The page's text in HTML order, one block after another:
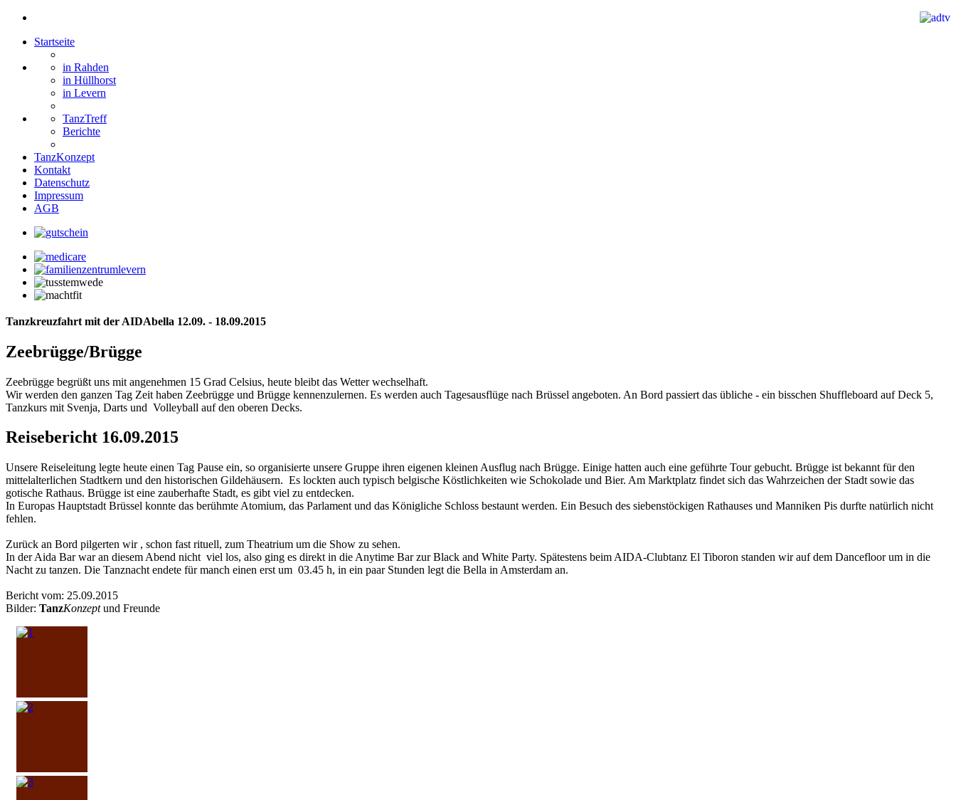
Startseite
in Rahden
in Hüllhorst
in Levern
TanzTreff
Berichte
TanzKonzept
Kontakt
Datenschutz
Impressum
AGB
Tanzkreuzfahrt mit der AIDAbella 12.09. - 18.09.2015
Zeebrügge/Brügge
Zeebrügge begrüßt uns mit angenehmen 15 Grad Celsius, heute bleibt das Wetter wechselhaft.
Wir werden den ganzen Tag Zeit haben Zeebrügge und Brügge kennenzulernen. Es werden auch Tagesausflüge nach Brüssel angeboten. An Bord passiert das übliche - ein bisschen Shuffleboard auf Deck 5,
Tanzkurs mit Svenja, Darts und Volleyball auf den oberen Decks.
Reisebericht 16.09.2015
Unsere Reiseleitung legte heute einen Tag Pause ein, so organisierte unsere Gruppe ihren eigenen kleinen Ausflug nach Brügge. Einige hatten auch eine geführte Tour gebucht. Brügge ist bekannt für den
mittelalterlichen Stadtkern und den historischen Gildehäusern. Es lockten auch typisch belgische Köstlichkeiten wie Schokolade und Bier. Am Marktplatz findet sich das Wahrzeichen der Stadt sowie das
gotische Rathaus. Brügge ist eine zauberhafte Stadt, es gibt viel zu entdecken.
In Europas Hauptstadt Brüssel konnte das berühmte Atomium, das Parlament und das Königliche Schloss bestaunt werden. Ein Besuch des siebenstöckigen Rathauses und Manniken Pis durfte natürlich nicht
fehlen.
Zurück an Bord pilgerten wir , schon fast rituell, zum Theatrium um die Show zu sehen.
In der Aida Bar war an diesem Abend nicht viel los, also ging es direkt in die Anytime Bar zur Black and White Party. Spätestens beim AIDA-Clubtanz El Tiboron standen wir auf dem Dancefloor um in die
Nacht zu tanzen. Die Tanznacht endete für manch einen erst um 03.45 h, in ein paar Stunden legt die Bella in Amsterdam an.
Bericht vom: 25.09.2015
Bilder: TanzKonzeptund Freunde